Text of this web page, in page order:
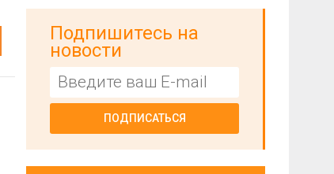
Подпишитесь на
новости
ПОДПИСАТЬСЯ